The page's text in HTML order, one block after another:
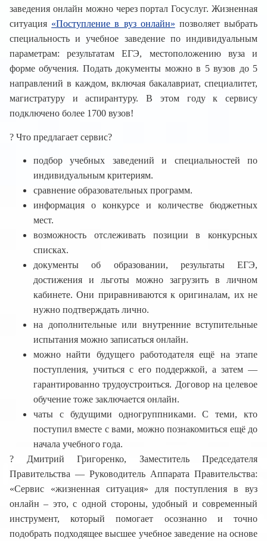
заведения онлайн можно через портал Госуслуг. Жизненная
ситуация «Поступление в вуз онлайн» позволяет выбрать
специальность и учебное заведение по индивидуальным
параметрам: результатам ЕГЭ, местоположению вуза и
форме обучения. Подать документы можно в 5 вузов до 5
направлений в каждом, включая бакалавриат, специалитет,
магистратуру и аспирантуру. В этом году к сервису
подключено более 1700 вузов!
? Что предлагает сервис?
подбор учебных заведений и специальностей по
индивидуальным критериям.
сравнение образовательных программ.
информация о конкурсе и количестве бюджетных
мест.
возможность отслеживать позиции в конкурсных
списках.
документы об образовании, результаты ЕГЭ,
достижения и льготы можно загрузить в личном
кабинете. Они приравниваются к оригиналам, их не
нужно подтверждать лично.
на дополнительные или внутренние вступительные
испытания можно записаться онлайн.
можно найти будущего работодателя ещё на этапе
поступления, учиться с его поддержкой, а затем —
гарантированно трудоустроиться. Договор на целевое
обучение тоже заключается онлайн.
чаты с будущими одногруппниками. С теми, кто
поступил вместе с вами, можно познакомиться ещё до
начала учебного года.
? Дмитрий Григоренко, Заместитель Председателя
Правительства — Руководитель Аппарата Правительства:
«Сервис «жизненная ситуация» для поступления в вуз
онлайн – это, с одной стороны, удобный и современный
инструмент, который помогает осознанно и точно
подобрать подходящее высшее учебное заведение на основе